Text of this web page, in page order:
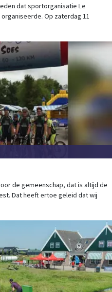
dat sportorganisatie Le
Op zaterdag 11
de gemeenschap, dat is altijd de
Dat heeft ertoe geleid dat wij